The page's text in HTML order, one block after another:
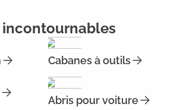
incontournables
Cabanes à outils
Abris pour voiture